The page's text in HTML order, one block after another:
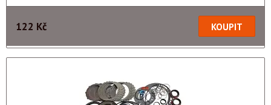
122 Kč